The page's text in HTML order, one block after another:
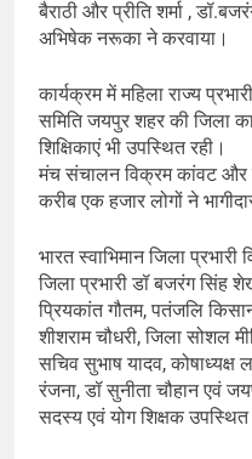
बैराठी और प्रीति शर्मा ,
अभिषेक नरूका ने करवाया।
कार्यक्रम में महिला राज्य
समिति जयपुर शहर की जिला
शिक्षिकाएं भी उपस्थित रही।
मंच संचालन विक्रम कांवट और
करीब एक हजार लोगों ने
भारत स्वाभिमान जिला
जिला प्रभारी डॉ बजरंग सिंह
प्रियकांत गौतम, पतंजलि
शीशराम चौधरी, जिला सोशल
सचिव सुभाष यादव, कोषाध्यक्ष
रंजना, डॉ सुनीता चौहान एवं
सदस्य एवं योग शिक्षक उपस्थित